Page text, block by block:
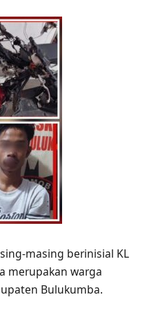
masing berinisial KL
merupakan warga
Bulukumba.